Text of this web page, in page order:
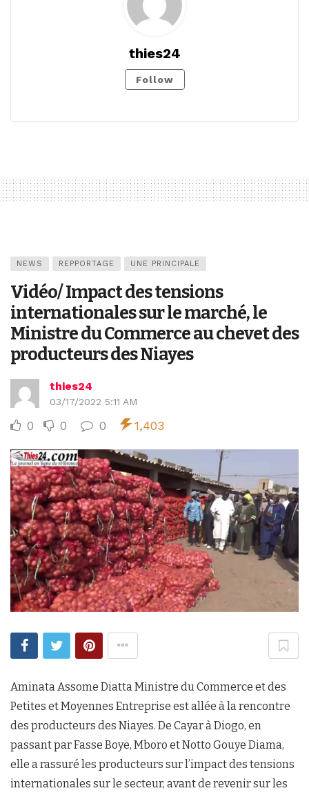
thies24
Follow
NEWS REPPORTAGE UNE PRINCIPALE
Vidéo/ Impact des tensions
internationales sur le marché, le
Ministre du Commerce au chevet des
producteurs des Niayes
thies24
03/17/2022 5:11 AM
0 0 0 1,403
Aminata Assome Diatta Ministre du Commerce et des
Petites et Moyennes Entreprise est allée à la rencontre
des producteurs des Niayes. De Cayar à Diogo, en
passant par Fasse Boye, Mboro et Notto Gouye Diama,
elle a rassuré les producteurs sur l’impact des tensions
internationales sur le secteur, avant de revenir sur les